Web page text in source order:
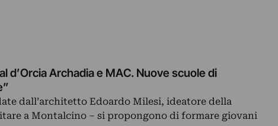
d’Orcia Archadia e MAC. Nuove scuole di
dall’architetto Edoardo Milesi, ideatore della
a Montalcino – si propongono di formare giovani